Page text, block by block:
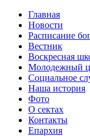
Главная
Новости
Расписание
Вестник
Воскресная
Молодежный
Социальное
Наша история
Фото
О сектах
Контакты
Епархия